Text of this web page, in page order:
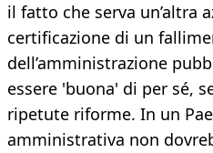
il fatto che serva un’altra
certificazione di un
dell’amministrazione
essere 'buona' di per sé,
ripetute riforme. In un
amministrativa non